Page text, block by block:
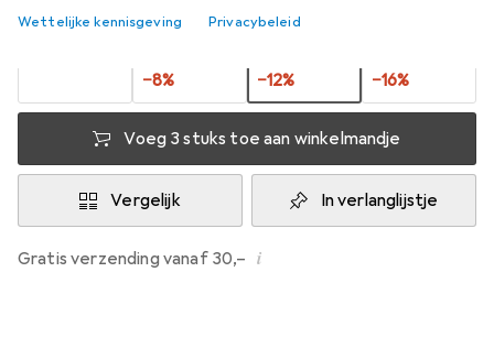
Wettelijke kennisgeving Privacybeleid
1 Koop
2 Koop
−8%
3 Koop
−12% −16%
Voeg 3 stuks toe aan winkelmandje
Vergelijk In verlanglijstje
Gratis verzending vanaf 30,– i